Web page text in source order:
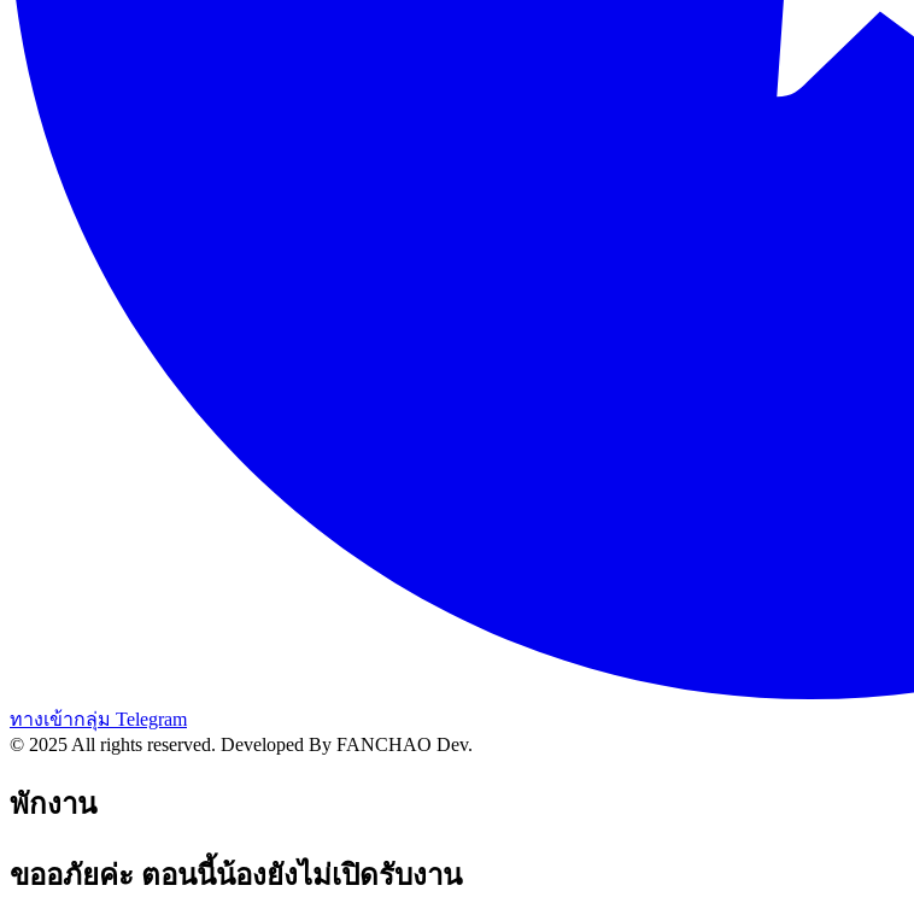
ทางเข้ากลุ่ม Telegram
© 2025 All rights reserved. Developed By FANCHAO Dev.
พักงาน
ขออภัยค่ะ ตอนนี้น้องยังไม่เปิดรับงาน